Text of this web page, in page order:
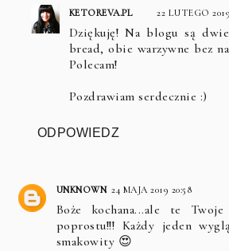
KETOREVA.PL 22 LUTEGO
Dziękuję! Na blogu są
bread, obie warzywne bez
Polecam!
Pozdrawiam serdecznie :)
ODPOWIEDZ
UNKNOWN 24 MAJA 2019 20:58
Boże kochana...ale te
poprostu!!! Każdy jeden
smakowity 😍